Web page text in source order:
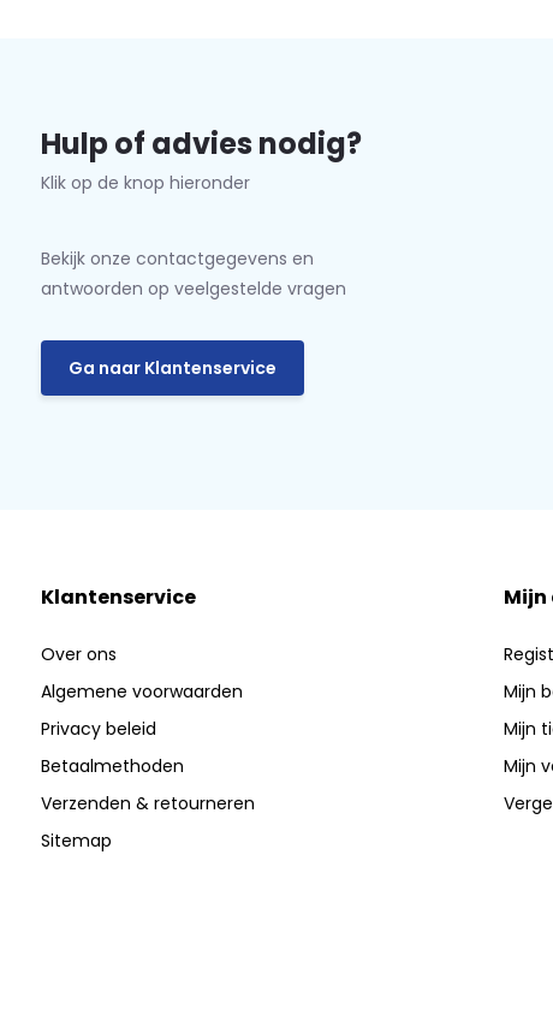
Hulp of advies nodig?
Klik op de knop hieronder
Bekijk onze contactgegevens en
antwoorden op veelgestelde vragen
Ga naar Klantenservice
Klantenservice
Over ons
Algemene voorwaarden
Privacy beleid
Betaalmethoden
Verzenden & retourneren
Sitemap
Mijn
Mijn
Mijn